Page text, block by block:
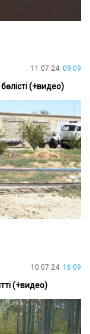
11.07.24 09:09
(+видео)
10.07.24 16:09
(+видео)